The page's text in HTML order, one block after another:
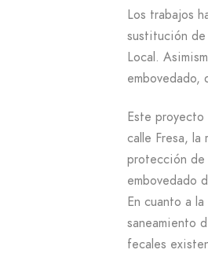
Los trabajos
sustitución de
Local.
embovedado,
Este proyecto
calle Fresa,
protección de
embovedado
En cuanto a
saneamiento
fecales